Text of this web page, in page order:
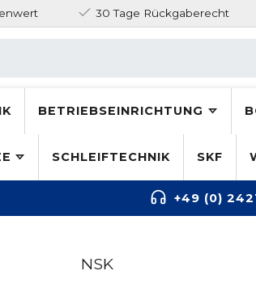
30 Tage Rückgaberecht
BETRIEBSEINRICHTUNG
SCHLEIFTECHNIK SKF
+49 (0)
NSK